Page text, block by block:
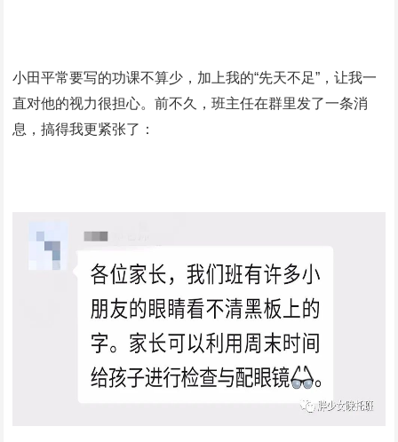
小田平常要写的功课不算少，加上我的“先天不足”，让我一
直对他的视力很担心。前不久，班主任在群里发了一条消
息，搞得我更紧张了：